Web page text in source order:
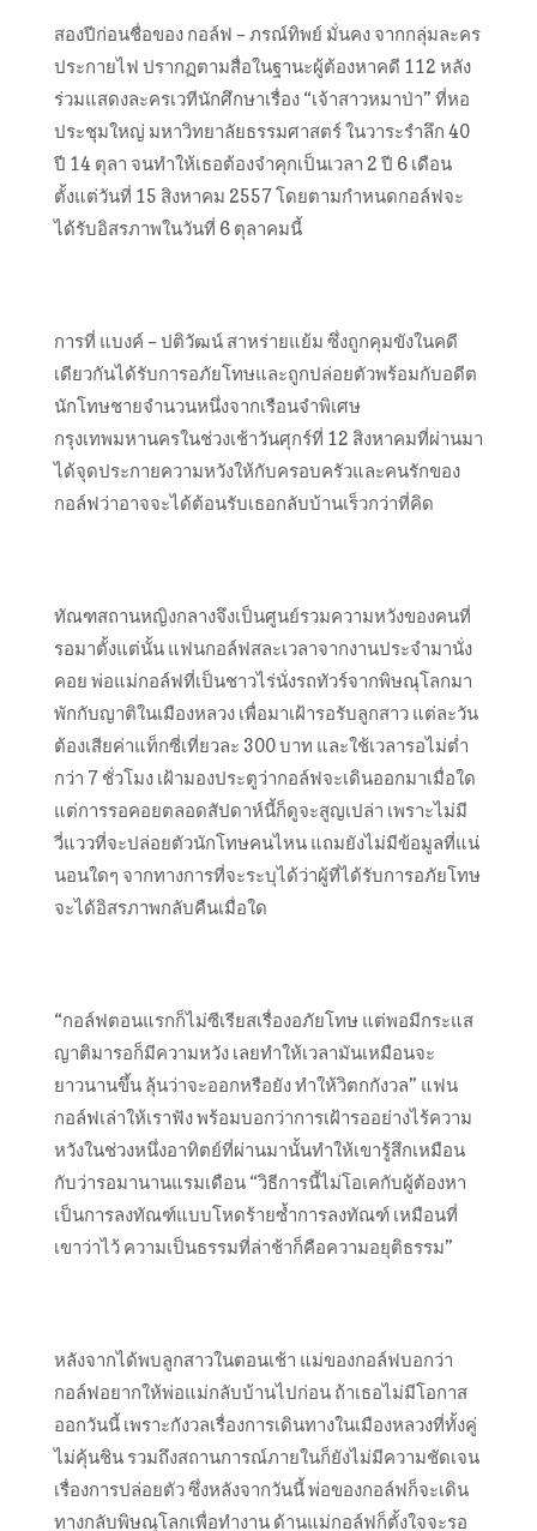
สองปีก่อนชื่อของ กอล์ฟ – ภรณ์ทิพย์ มั่นคง จากกลุ่มละคร
ประกายไฟ ปรากฏตามสื่อในฐานะผู้ต้องหาคดี 112 หลัง
ร่วมแสดงละครเวทีนักศึกษาเรื่อง “เจ้าสาวหมาป่า” ที่หอ
ประชุมใหญ่ มหาวิทยาลัยธรรมศาสตร์ ในวาระรำลึก 40
ปี 14 ตุลา จนทำให้เธอต้องจำคุกเป็นเวลา 2 ปี 6 เดือน
ตั้งแต่วันที่ 15 สิงหาคม 2557 โดยตามกำหนดกอล์ฟจะ
ได้รับอิสรภาพในวันที่ 6 ตุลาคมนี้
การที่ แบงค์ – ปติวัฒน์ สาหร่ายแย้ม ซึ่งถูกคุมขังในคดี
เดียวกันได้รับการอภัยโทษและถูกปล่อยตัวพร้อมกับอดีต
นักโทษชายจำนวนหนึ่งจากเรือนจำพิเศษ
กรุงเทพมหานครในช่วงเช้าวันศุกร์ที่ 12 สิงหาคมที่ผ่านมา
ได้จุดประกายความหวังให้กับครอบครัวและคนรักของ
กอล์ฟว่าอาจจะได้ต้อนรับเธอกลับบ้านเร็วกว่าที่คิด
ทัณฑสถานหญิงกลางจึงเป็นศูนย์รวมความหวังของคนที่
รอมาตั้งแต่นั้น แฟนกอล์ฟสละเวลาจากงานประจำมานั่ง
คอย พ่อแม่กอล์ฟที่เป็นชาวไร่นั่งรถทัวร์จากพิษณุโลกมา
พักกับญาติในเมืองหลวง เพื่อมาเฝ้ารอรับลูกสาว แต่ละวัน
ต้องเสียค่าแท็กซี่เที่ยวละ 300 บาท และใช้เวลารอไม่ต่ำ
กว่า 7 ชั่วโมง เฝ้ามองประตูว่ากอล์ฟจะเดินออกมาเมื่อใด
แต่การรอคอยตลอดสัปดาห์นี้ก็ดูจะสูญเปล่า เพราะไม่มี
วี่แววที่จะปล่อยตัวนักโทษคนไหน แถมยังไม่มีข้อมูลที่แน่
นอนใดๆ จากทางการที่จะระบุได้ว่าผู้ที่ได้รับการอภัยโทษ
จะได้อิสรภาพกลับคืนเมื่อใด
“กอล์ฟตอนแรกก็ไม่ซีเรียสเรื่องอภัยโทษ แต่พอมีกระแส
ญาติมารอก็มีความหวัง เลยทำให้เวลามันเหมือนจะ
ยาวนานขึ้น ลุ้นว่าจะออกหรือยัง ทำให้วิตกกังวล” แฟน
กอล์ฟเล่าให้เราฟัง พร้อมบอกว่าการเฝ้ารออย่างไร้ความ
หวังในช่วงหนึ่งอาทิตย์ที่ผ่านมานั้นทำให้เขารู้สึกเหมือน
กับว่ารอมานานแรมเดือน “วิธีการนี้ไม่โอเคกับผู้ต้องหา
เป็นการลงทัณฑ์แบบโหดร้ายซ้ำการลงทัณฑ์ เหมือนที่
เขาว่าไว้ ความเป็นธรรมที่ล่าช้าก็คือความอยุติธรรม”
หลังจากได้พบลูกสาวในตอนเช้า แม่ของกอล์ฟบอกว่า
กอล์ฟอยากให้พ่อแม่กลับบ้านไปก่อน ถ้าเธอไม่มีโอกาส
ออกวันนี้ เพราะกังวลเรื่องการเดินทางในเมืองหลวงที่ทั้งคู่
ไม่คุ้นชิน รวมถึงสถานการณ์ภายในก็ยังไม่มีความชัดเจน
เรื่องการปล่อยตัว ซึ่งหลังจากวันนี้ พ่อของกอล์ฟก็จะเดิน
ทางกลับพิษณุโลกเพื่อทำงาน ด้านแม่กอล์ฟก็ตั้งใจจะรอ